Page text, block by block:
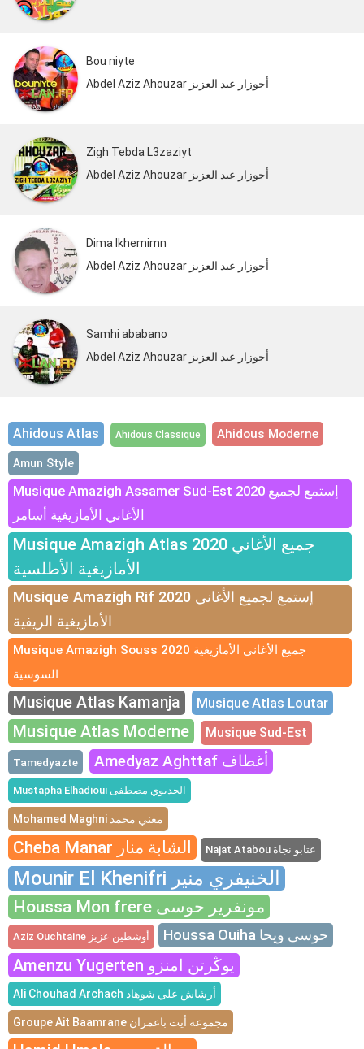
Bou niyte
Abdel Aziz Ahouzar أحوزار عبد العزيز
Zigh Tebda L3zaziyt
Abdel Aziz Ahouzar أحوزار عبد العزيز
Dima Ikhemimn
Abdel Aziz Ahouzar أحوزار عبد العزيز
Samhi ababano
Abdel Aziz Ahouzar أحوزار عبد العزيز
Ahidous Atlas Ahidous Classique Ahidous Moderne
Amun Style
Musique Amazigh Assamer Sud-Est 2020 إستمع لجميع
الأغاني الأمازيغية أسامر
Musique Amazigh Atlas 2020 جميع الأغاني
الأمازيغية الأطلسية
Musique Amazigh Rif 2020 إستمع لجميع الأغاني
الأمازيغية الريفية
Musique Amazigh Souss 2020 جميع الأغاني الأمازيغية
السوسية
Musique Atlas Kamanja Musique Atlas Loutar
Musique Atlas Moderne Musique Sud-Est
Tamedyazte Amedyaz Aghttaf أغطاف
Mustapha Elhadioui الحديوي مصطفى
Mohamed Maghni مغني محمد
Cheba Manar الشابة منار Najat Atabou عتابو نجاة
Mounir El Khenifri الخنيفري منير
Houssa Mon frere مونفرير حوسى
Aziz Ouchtaine أوشطين عزيز Houssa Ouiha حوسى ويحا
Amenzu Yugerten يوڭرتن امنزو
Ali Chouhad Archach أرشاش علي شوهاد
Groupe Ait Baamrane مجموعة أيت باعمران